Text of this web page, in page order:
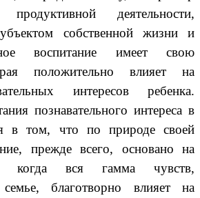
продуктивной деятельности,
собственной жизни и
воспитание имеет свою
положительно влияет на
интересов ребенка.
познавательного интереса в
в том, что по природе своей
прежде всего, основано на
когда вся гамма чувств,
благотворно влияет на